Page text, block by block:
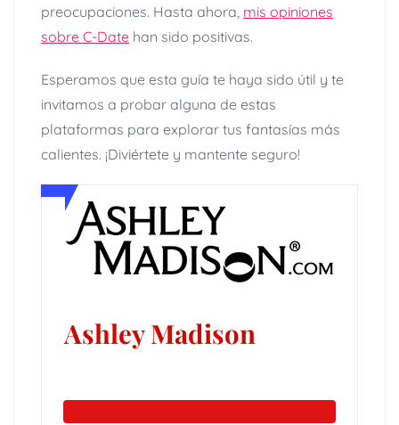
preocupaciones. Hasta ahora, mis opiniones
sobre C-Date han sido positivas.
Esperamos que esta guía te haya sido útil y te
invitamos a probar alguna de estas
plataformas para explorar tus fantasías más
calientes. ¡Diviértete y mantente seguro!
Ashley Madison